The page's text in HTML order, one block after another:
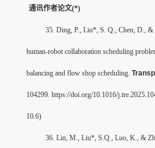
通讯作者论文(*)
35. Ding, P., Liu*, S. Q., Chen, D.,
human-robot collaboration scheduling
balancing and flow shop scheduling.
104299. https://doi.org/10.1016/
10.6)
36. Lin, M., Liu*, S.Q., Luo, K., &